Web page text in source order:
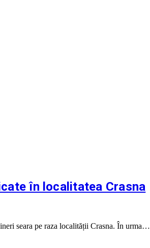
în localitatea Crasna
seara pe raza localității Crasna. În urma…